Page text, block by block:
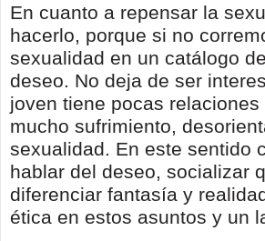
En cuanto a repensar la
hacerlo, porque si no
sexualidad en un catálogo
deseo. No deja de ser
joven tiene pocas
mucho sufrimiento,
sexualidad. En este sentido
hablar del deseo, socializar
diferenciar fantasía y
ética en estos asuntos y un